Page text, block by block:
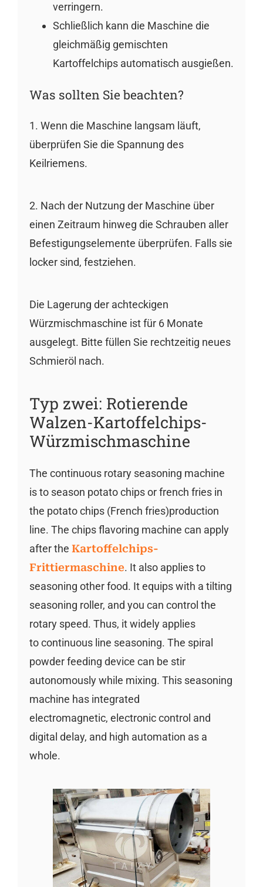
verringern.
Schließlich kann die Maschine die
gleichmäßig gemischten
Kartoffelchips automatisch ausgießen.
Was sollten Sie beachten?
1. Wenn die Maschine langsam läuft,
überprüfen Sie die Spannung des
Keilriemens.
2. Nach der Nutzung der Maschine über
einen Zeitraum hinweg die Schrauben aller
Befestigungselemente überprüfen. Falls sie
locker sind, festziehen.
Die Lagerung der achteckigen
Würzmischmaschine ist für 6 Monate
ausgelegt. Bitte füllen Sie rechtzeitig neues
Schmieröl nach.
Typ zwei: Rotierende
Walzen-Kartoffelchips-
Würzmischmaschine
The continuous rotary seasoning machine
is to season potato chips or french fries in
the potato chips (French fries)production
line. The chips flavoring machine can apply
after the Kartoffelchips-
Frittiermaschine. It also applies to
seasoning other food. It equips with a tilting
seasoning roller, and you can control the
rotary speed. Thus, it widely applies
to continuous line seasoning. The spiral
powder feeding device can be stir
autonomously while mixing. This seasoning
machine has integrated
electromagnetic, electronic control and
digital delay, and high automation as a
whole.